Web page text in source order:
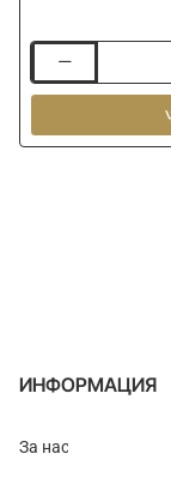
единични
Natural
ИНФОРМАЦИЯ
За нас